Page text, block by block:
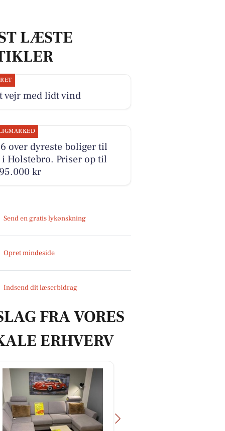
LÆSTE
vejr med lidt vind
over dyreste boliger til
i Holstebro. Priser op til
kr
Send en gratis lykønskning
Opret mindeside
Indsend dit læserbidrag
FRA VORES
ERHVERV